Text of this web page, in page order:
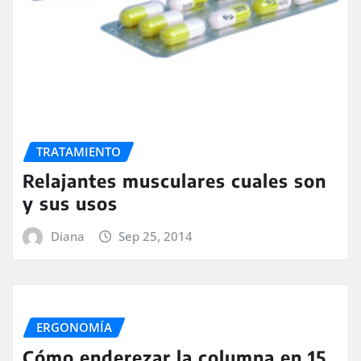
TRATAMIENTO
Relajantes musculares cuales son
y sus usos
Diana Sep 25, 2014
ERGONOMÍA